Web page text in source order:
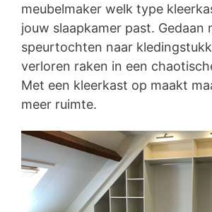
meubelmaker welk type
jouw slaapkamer past. Gedaan
speurtochten naar
verloren raken in een
Met een kleerkast op maakt
meer ruimte.